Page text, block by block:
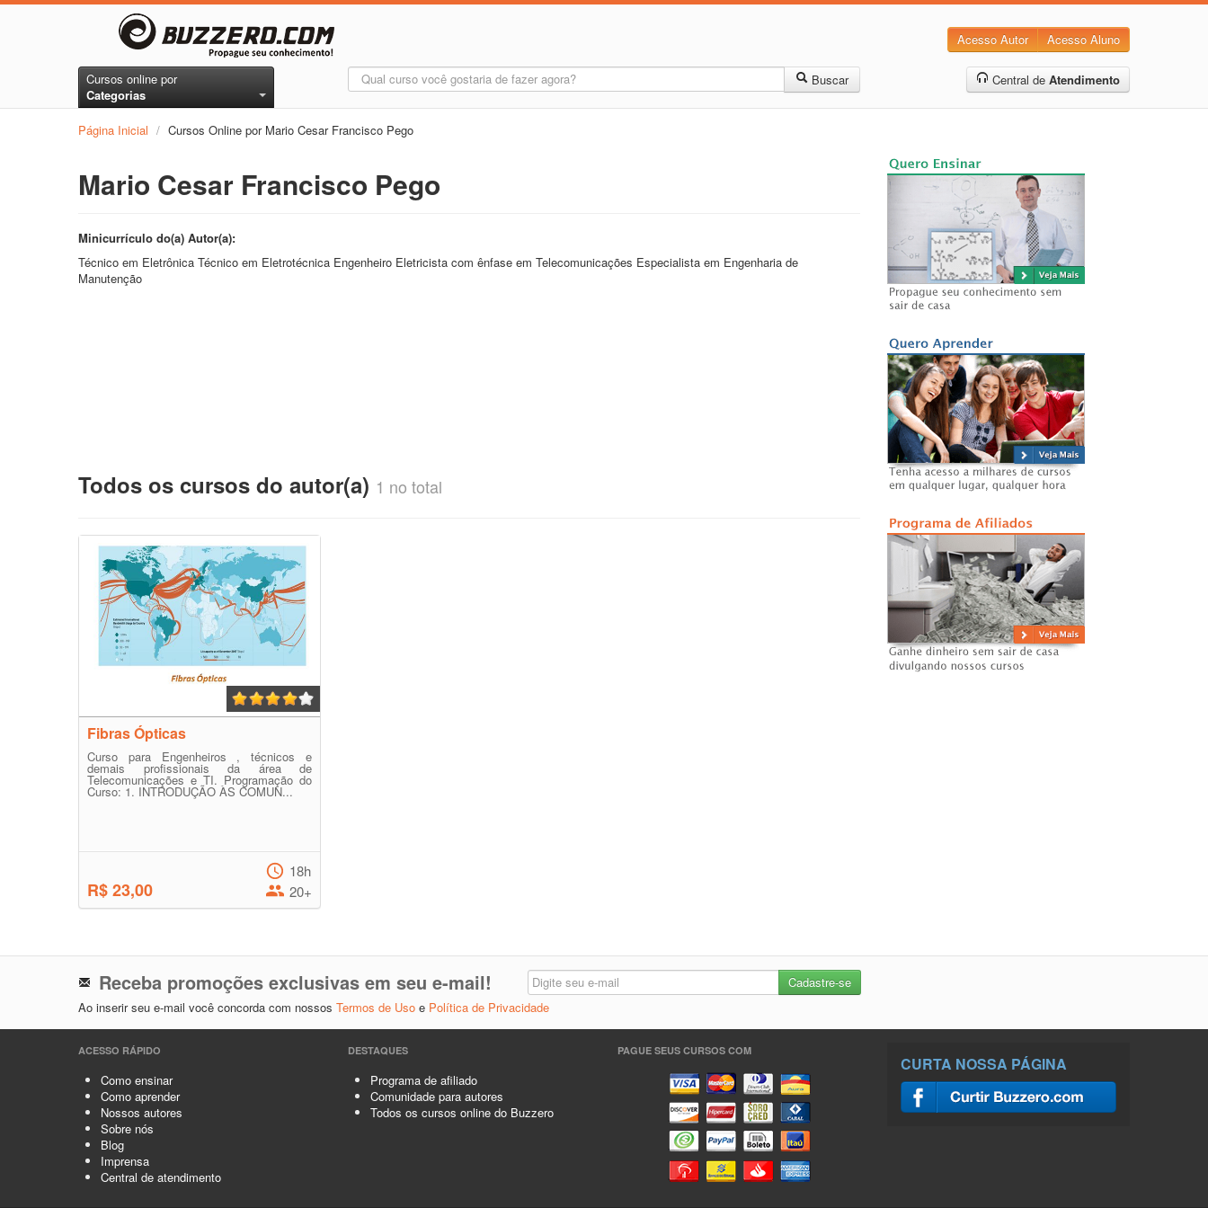
Acesso Autor Acesso Aluno
Cursos online por
Categorias
Buscar Central de Atendimento
Página Inicial / Cursos Online por Mario Cesar Francisco Pego
Mario Cesar Francisco Pego
Minicurrículo do(a) Autor(a):
Técnico em Eletrônica Técnico em Eletrotécnica Engenheiro Eletricista com ênfase em Telecomunicações Especialista em Engenharia de
Manutenção
Todos os cursos do autor(a) 1 no total
Fibras Ópticas
Curso para Engenheiros , técnicos e
demais profissionais da área de
Telecomunicações e TI. Programação do
Curso: 1. INTRODUÇÃO ÀS COMUN...
R$ 23,00
18h
20+
Receba promoções exclusivas em seu e-mail!
Ao inserir seu e-mail você concorda com nossos Termos de Uso e Política de Privacidade
ACESSO RÁPIDO
Como ensinar
Como aprender
Nossos autores
Sobre nós
Blog
Imprensa
Central de atendimento
DESTAQUES
Programa de afiliado
Comunidade para autores
Todos os cursos online do Buzzero
PAGUE SEUS CURSOS COM
CURTA NOSSA PÁGINA